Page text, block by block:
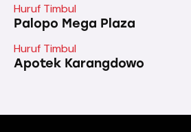
Huruf Timbul
Palopo Mega Plaza
Huruf Timbul
Apotek Karangdowo